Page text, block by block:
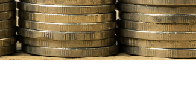
(CD)
de jubilación (IRA)
IRA y CD